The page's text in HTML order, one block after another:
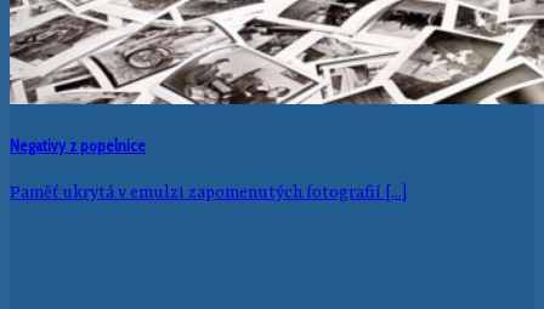
Negativy z popelnice
Paměť ukrytá v emulzi zapomenutých fotografií [...]